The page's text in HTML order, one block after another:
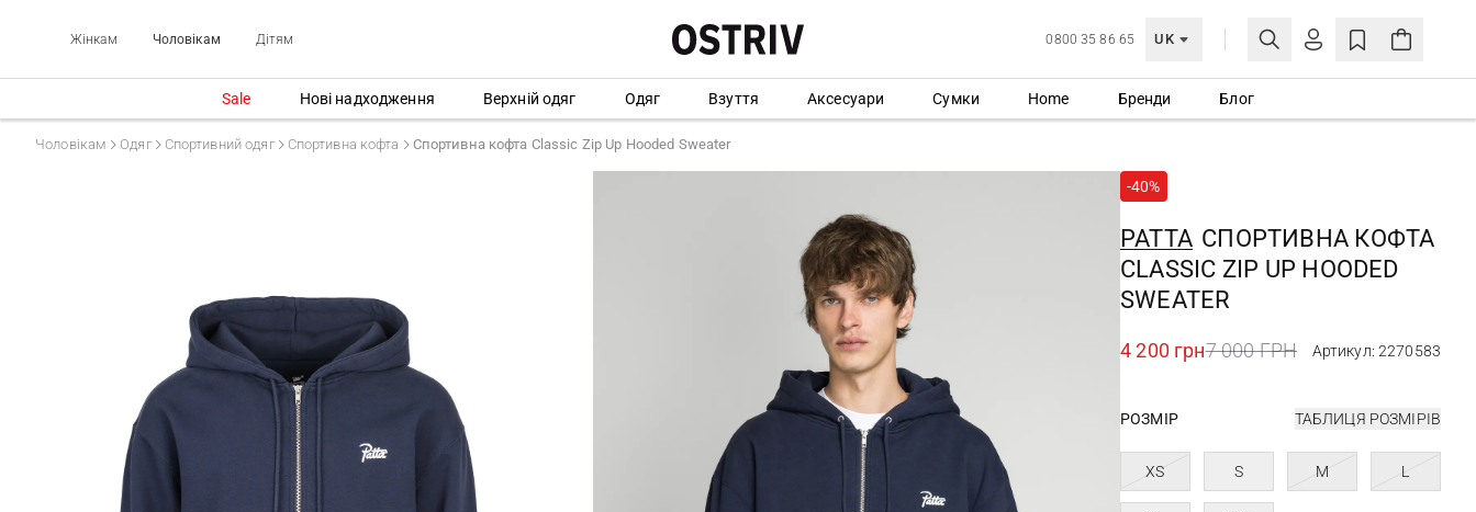
Жінкам Чоловікам Дітям 0800 35 86 65 UK
МОЯ ОБЛІКІВКА
СТВОРИТИ ОБЛІКІВКУ
Sale Нові надходження Верхній одяг Одяг Взуття Аксесуари Сумки Home Бренди Блог
Чоловікам Одяг Спортивний одяг Спортивна кофта Спортивна кофта Classic Zip Up Hooded Sweater
-40%
PATTA СПОРТИВНА КОФТА
CLASSIC ZIP UP HOODED
SWEATER
4 200 грн7 000 ГРН Артикул: 2270583
РОЗМІР ТАБЛИЦЯ РОЗМІРІВ
XS S M L